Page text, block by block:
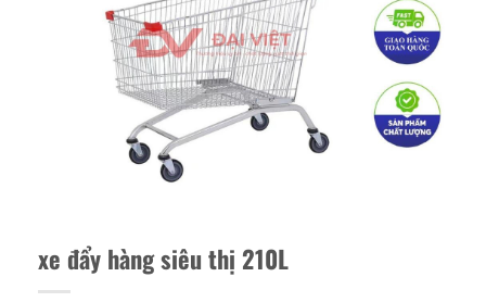
xe đẩy hàng siêu thị 210L